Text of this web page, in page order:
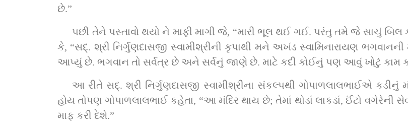
છે.”
પછી તેને પસ્તાવો થયો ને માફી માગી જે, “મારી ભૂલ થઈ ગઈ. પરંતુ તમે જે સાચું
કે, “સદ્‌. શ્રી નિર્ગુણદાસજી સ્વામીશ્રીની કૃપાથી મને અખંડ સ્વામિનારાયણ ભગવાનની મૂર્તિ દેખાય છે. તેથી સ્વયં ભગવાને મને આ સાચું બિલ
આપ્યું છે. ભગવાન તો સર્વત્ર છે અને સર્વનું જાણે છે. માટે કદી કોઈનું પણ આવું ખોટું કામ
આ રીતે સદ્. શ્રી નિર્ગુણદાસજી સ્વામીશ્રીના સંકલ્પથી ગોપાળલાલભાઈએ કડીનું
હોય તોપણ ગોપાળલાલભાઈ કહેતા, “આ મંદિર થાય છે; તેમાં થોડાં લાકડાં, ઈંટો
માફ કરી દેશે.”